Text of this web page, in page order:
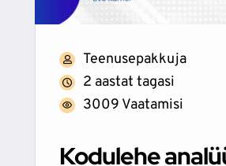
Teenusepakkuja
2 aastat tagasi
3009 Vaatamisi
Kodulehe